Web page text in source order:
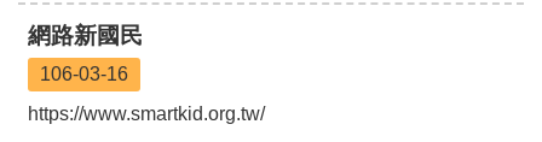
頁
網
導
網路新國民
106-03-16
https://www.smartkid.org.tw/